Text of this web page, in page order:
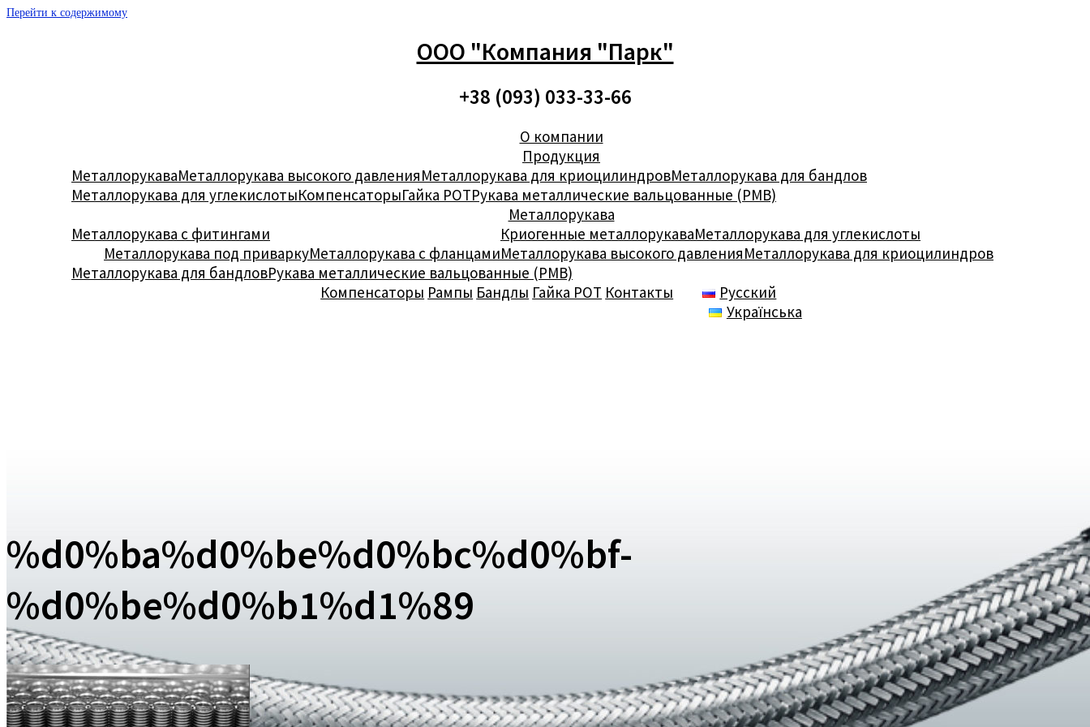
Перейти к содержимому
ООО "Компания "Парк"
+38 (093) 033-33-66
О компании
Продукция
МеталлорукаваМеталлорукава высокого давленияМеталлорукава для криоцилиндровМеталлорукава для бандлов
Металлорукава для углекислотыКомпенсаторыГайка РОТРукава металлические вальцованные (РМВ)
Металлорукава
Металлорукава с фитингами
Металлорукава под приваркуМеталлорукава с фланцами
Криогенные металлорукаваМеталлорукава для углекислоты
Металлорукава высокого давленияМеталлорукава для криоцилиндров
Металлорукава для бандловРукава металлические вальцованные (РМВ)
Компенсаторы Рампы Бандлы Гайка РОТ Контакты
Русский
Українська
%d0%ba%d0%be%d0%bc%d0%bf-
%d0%be%d0%b1%d1%89